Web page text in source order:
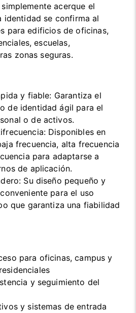
acerque el
identidad se confirma al
para edificios de oficinas,
escuelas,
zonas seguras.
y fiable: Garantiza el
de identidad ágil para el
o de activos.
Disponibles en
frecuencia, alta frecuencia
para adaptarse a
de aplicación.
Su diseño pequeño y
para el uso
que garantiza una fiabilidad
para oficinas, campus y
y seguimiento del
y sistemas de entrada